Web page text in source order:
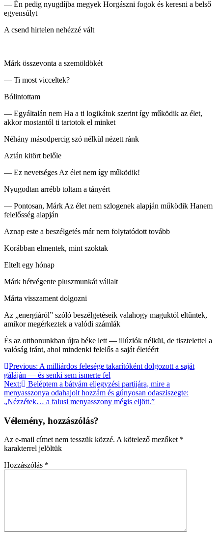
— Én pedig nyugdíjba megyek Horgászni fogok és keresni a belső
egyensúlyt
A csend hirtelen nehézzé vált
Márk összevonta a szemöldökét
— Ti most vicceltek?
Bólintottam
— Egyáltalán nem Ha a ti logikátok szerint így működik az élet,
akkor mostantól ti tartotok el minket
Néhány másodpercig szó nélkül nézett ránk
Aztán kitört belőle
— Ez nevetséges Az élet nem így működik!
Nyugodtan arrébb toltam a tányért
— Pontosan, Márk Az élet nem szlogenek alapján működik Hanem
felelősség alapján
Aznap este a beszélgetés már nem folytatódott tovább
Korábban elmentek, mint szoktak
Eltelt egy hónap
Márk hétvégente pluszmunkát vállalt
Márta visszament dolgozni
Az „energiáról” szóló beszélgetéseik valahogy maguktól eltűntek,
amikor megérkeztek a valódi számlák
És az otthonunkban újra béke lett — illúziók nélkül, de tisztelettel a
valóság iránt, ahol mindenki felelős a saját életéért
Bejegyzés
navigáció
Previous: A milliárdos felesége takarítóként dolgozott a saját
gáláján — és senki sem ismerte fel
Next:
Beléptem a bátyám eljegyzési partijára, mire a
menyasszonya odahajolt hozzám és gúnyosan odasziszegte:
„Nézzétek… a falusi menyasszony mégis eljött.”
Vélemény, hozzászólás?
Az e-mail címet nem tesszük közzé. A kötelező mezőket *
karakterrel jelöltük
Hozzászólás *